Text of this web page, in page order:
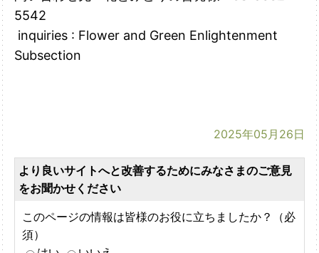
5542
inquiries : Flower and Green Enlightenment
Subsection
2025年05月26日
より良いサイトへと改善するためにみなさまのご意見
をお聞かせください
このページの情報は皆様のお役に立ちましたか？（必
須）